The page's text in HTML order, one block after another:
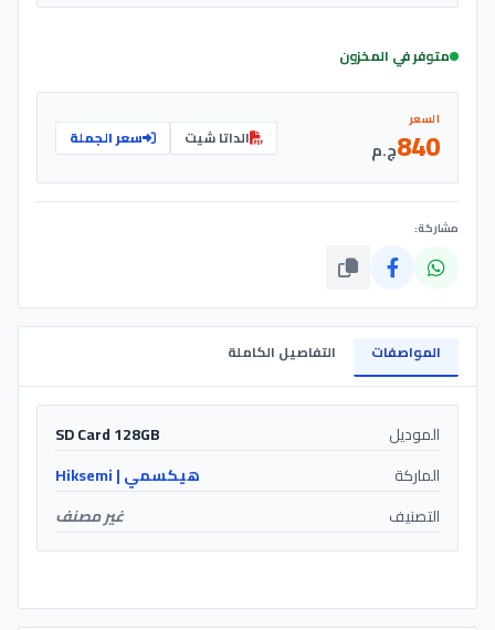
متوفر في المخزون
السعر
840ج.م الداتا شيت سعر الجملة
مشاركة:
المواصفات التفاصيل الكاملة
الموديل
SD Card 128GB
الماركة
هيكسمي | Hiksemi
التصنيف
غير مصنف